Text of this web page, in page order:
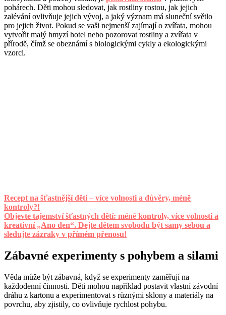
pohárech. Děti mohou sledovat, jak rostliny rostou, jak jejich
zalévání ovlivňuje jejich vývoj, a jaký význam má sluneční světlo
pro jejich život. Pokud se vaši nejmenší zajímají o zvířata, mohou
vytvořit malý hmyzí hotel nebo pozorovat rostliny a zvířata v
přírodě, čímž se obeznámí s biologickými cykly a ekologickými
vzorci.
Recept na šťastnější děti – více volnosti a důvěry, méně
kontroly?!
Objevte tajemství šťastných dětí: méně kontroly, více volnosti a
kreativní „Ano den“. Dejte dětem svobodu být samy sebou a
sledujte zázraky v přímém přenosu!
Zábavné experimenty s pohybem a silami
Věda může být zábavná, když se experimenty zaměřují na
každodenní činnosti. Děti mohou například postavit vlastní závodní
dráhu z kartonu a experimentovat s různými sklony a materiály na
povrchu, aby zjistily, co ovlivňuje rychlost pohybu.